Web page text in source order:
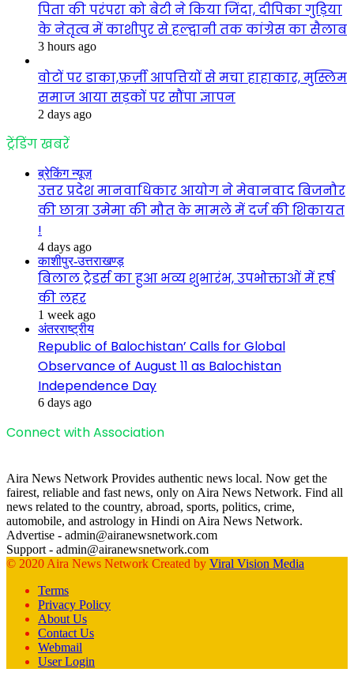
पिता की परंपरा को बेटी ने किया जिंदा, दीपिका गुड़िया
के नेतृत्व में काशीपुर से हल्द्वानी तक कांग्रेस का सैलाब
3 hours ago
वोटों पर डाका,फ़र्ज़ी आपत्तियों से मचा हाहाकार, मुस्लिम
समाज आया सड़कों पर सौंपा ज्ञापन
2 days ago
ट्रेंडिंग खबरें
ब्रेकिंग न्यूज़
उत्तर प्रदेश मानवाधिकार आयोग ने मेवानवाद बिजनौर
की छात्रा उमेमा की मौत के मामले में दर्ज की शिकायत
!
4 days ago
काशीपुर-उत्तराखण्ड़
बिलाल ट्रेडर्स का हुआ भव्य शुभारंभ, उपभोक्ताओं में हर्ष
की लहर
1 week ago
अंतरराष्ट्रीय
Republic of Balochistan’ Calls for Global
Observance of August 11 as Balochistan
Independence Day
6 days ago
Connect with Association
Aira News Network Provides authentic news local. Now get the
fairest, reliable and fast news, only on Aira News Network. Find all
news related to the country, abroad, sports, politics, crime,
automobile, and astrology in Hindi on Aira News Network.
Advertise - admin@airanewsnetwork.com
Support - admin@airanewsnetwork.com
© 2020 Aira News Network Created by Viral Vision Media
Terms
Privacy Policy
About Us
Contact Us
Webmail
User Login